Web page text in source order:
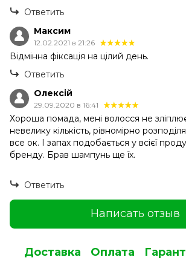
Ответить
Максим
12.02.2021 в 21:26
Відмінна фіксація на цілий день.
Ответить
Олексій
29.09.2020 в 16:41
Хороша помада, мені волосся не
невелику кількість, рівномірно
все ок. І запах подобається у всієї
бренду. Брав шампунь ще їх.
Ответить
Написать отзыв
Доставка Оплата